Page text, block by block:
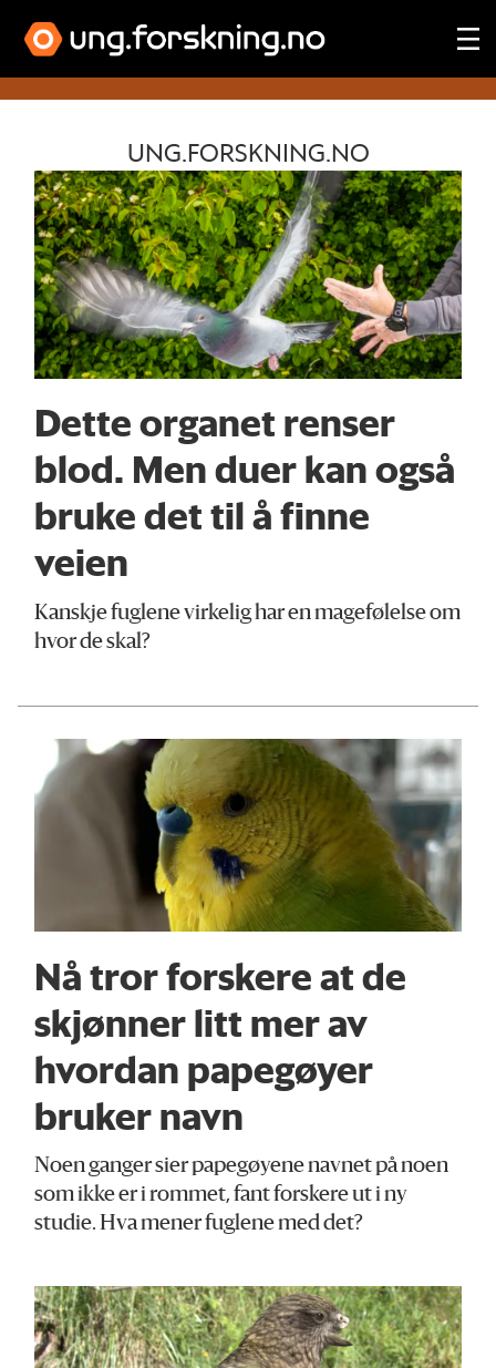
fugler
UNG.FORSKNING.NO
Dette organet renser
blod. Men duer kan også
bruke det til å finne
veien
Kanskje fuglene virkelig har en magefølelse om
hvor de skal?
Nå tror forskere at de
skjønner litt mer av
hvordan papegøyer
bruker navn
Noen ganger sier papegøyene navnet på noen
som ikke er i rommet, fant forskere ut i ny
studie. Hva mener fuglene med det?